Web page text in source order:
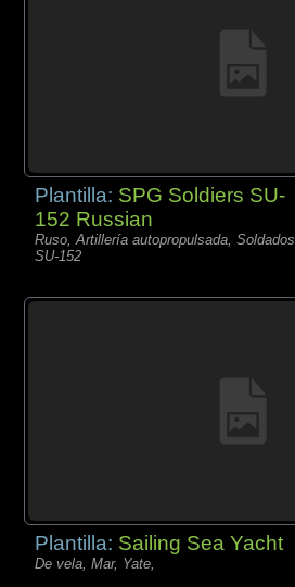
Plantilla: SPG Soldiers SU-
152 Russian
Ruso, Artillería autopropulsada, Soldados,
SU-152
Plantilla: Sailing Sea Yacht
De vela, Mar, Yate,